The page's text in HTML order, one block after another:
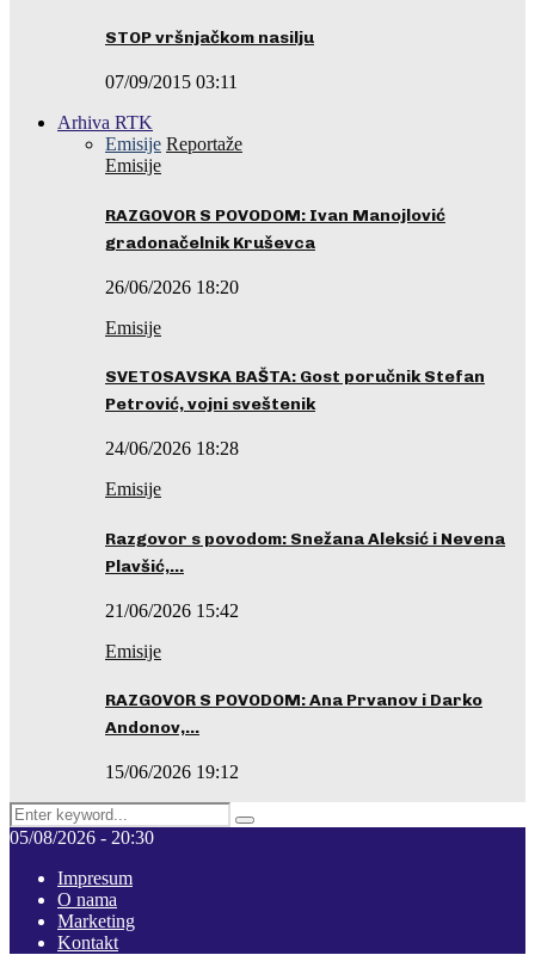
STOP vršnjačkom nasilju
07/09/2015 03:11
Arhiva RTK
Emisije Reportaže
Emisije
RAZGOVOR S POVODOM: Ivan Manojlović
gradonačelnik Kruševca
26/06/2026 18:20
Emisije
SVETOSAVSKA BAŠTA: Gost poručnik Stefan
Petrović, vojni sveštenik
24/06/2026 18:28
Emisije
Razgovor s povodom: Snežana Aleksić i Nevena
Plavšić,…
21/06/2026 15:42
Emisije
RAZGOVOR S POVODOM: Ana Prvanov i Darko
Andonov,…
15/06/2026 19:12
Search
for:
Pretraga
05/08/2026 - 20:30
Impresum
O nama
Marketing
Kontakt